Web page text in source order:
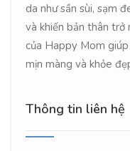
da như sần sùi, sạm
và khiến bản thân trở
của Happy Mom
mịn màng và khỏe
Thông tin liên hệ